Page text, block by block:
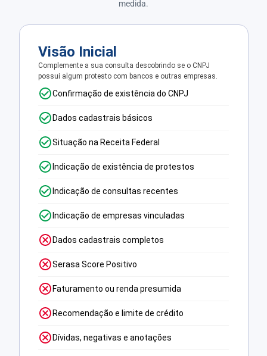
medida.
Visão Inicial
Complemente a sua consulta descobrindo se o CNPJ
possui algum protesto com bancos e outras empresas.
Confirmação de existência do CNPJ
Dados cadastrais básicos
Situação na Receita Federal
Indicação de existência de protestos
Indicação de consultas recentes
Indicação de empresas vinculadas
Dados cadastrais completos
Serasa Score Positivo
Faturamento ou renda presumida
Recomendação e limite de crédito
Dívidas, negativas e anotações